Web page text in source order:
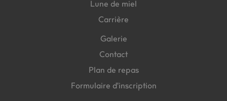
Lune de miel
Carrière
Galerie
Contact
Plan de repas
Formulaire d'inscription